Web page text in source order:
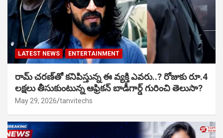
LATEST NEWS ENTERTAINMENT
రామ్ చరణ్‌తో కనిపిస్తున్న ఈ వ్యక్తి ఎవరు..? రోజుకు రూ.4
లక్షలు తీసుకుంటున్న ఆఫ్రికన్ బాడీగార్డ్ గురించి తెలుసా?
May 29, 2026 tanvitechs